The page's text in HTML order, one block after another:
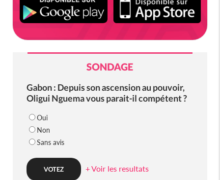
SONDAGE
Gabon : Depuis son ascension au pouvoir,
Oligui Nguema vous parait-il compétent ?
Oui
Non
Sans avis
+ Voir les resultats